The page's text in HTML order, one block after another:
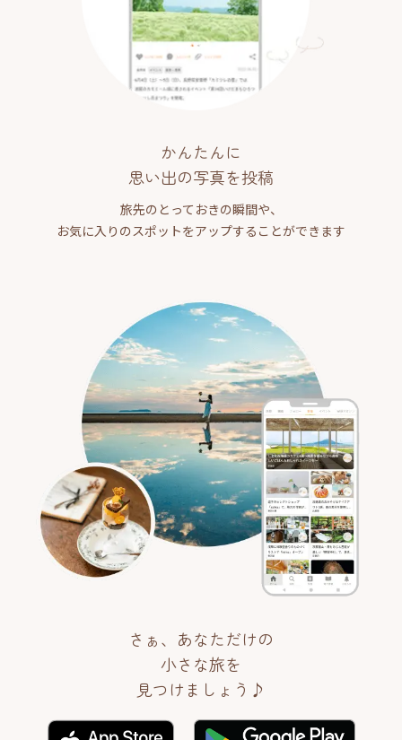
かんたんに
思い出の写真を投稿
旅先のとっておきの瞬間や、
お気に入りのスポットをアップすることができます
さぁ、あなただけの
小さな旅を
見つけましょう♪